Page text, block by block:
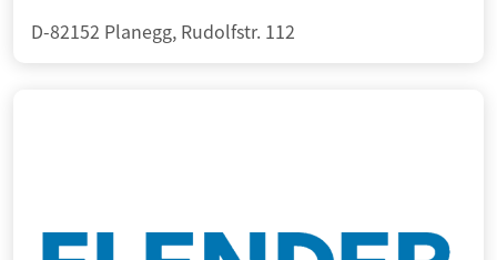
D-82152 Planegg, Rudolfstr. 112